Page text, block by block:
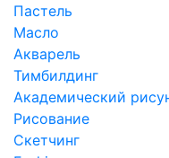
Пастель
Масло
Акварель
Тимбилдинг
Академический
Рисование
Скетчинг